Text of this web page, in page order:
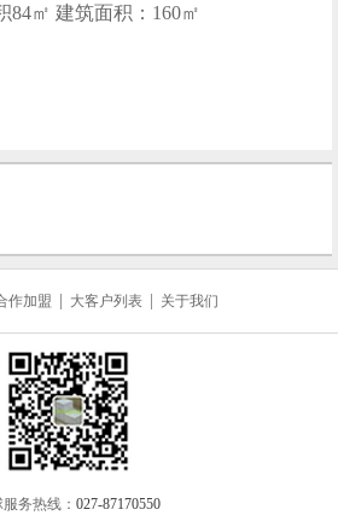
84㎡ 建筑面积：160㎡
作加盟 大客户列表 关于我们
务热线： 027-87170550